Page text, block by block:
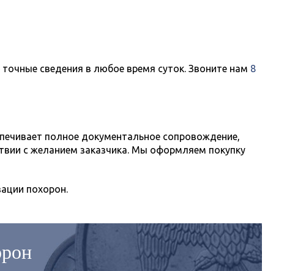
сведения в любое время суток. Звоните нам 8
полное документальное сопровождение,
с желанием заказчика. Мы оформляем покупку
похорон.